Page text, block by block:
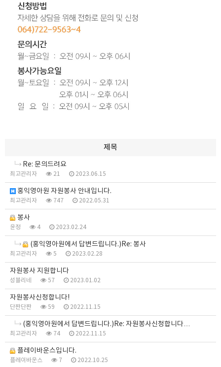
제목
Re: 문의드려요
최고관리자 21 2023.06.15
홍익영아원 자원봉사 안내입니다.
최고관리자 747 2022.05.31
봉사
윤정 4 2023.02.24
(홍익영아원에서 답변드립니다.)Re: 봉사
최고관리자 5 2023.02.28
자원봉사 지원합니다
성블리네 57 2023.01.02
자원봉사신청합니다!
단짠단짠 59 2022.11.15
(홍익영아원에서 답변드립니다.)Re: 자원봉사신청합니다…
최고관리자 74 2022.11.15
플레이바운스입니다.
플레이바운스 7 2022.10.25